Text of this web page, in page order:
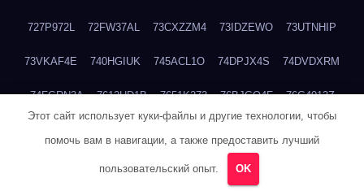
727P972L 72FW37AL 73CXZZM4 73IDZEWO 73UTNHIP
73VKAF4E 740HGIUK 745ACL1O 74DPJX4S 74DVDXRM
74FGRN3A 7612HD1B 7651K273 76BJGQ4F 76G4013Z
780FZHSV 78Q29S80
Этот сайт использует куки-файлы и другие технологии, чтобы
помочь вам в навигации, а также предоставить лучший
пользовательский опыт. OK